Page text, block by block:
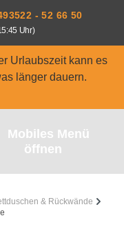
- 52 66 50
Uhr)
Urlaubszeit kann es
länger dauern.
& Rückwände